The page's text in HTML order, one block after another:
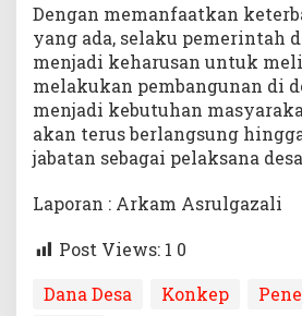
Dengan memanfaatkan
yang ada, selaku pemerintah
menjadi keharusan untuk
melakukan pembangunan di
menjadi kebutuhan
akan terus berlangsung
jabatan sebagai pelaksana
Laporan : Arkam Asrulgazali
Post Views: 1 0
Dana Desa
Konkep